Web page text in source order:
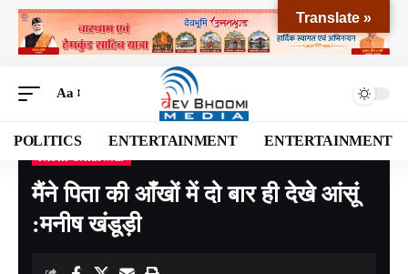
Aa
POLITICS ENTERTAINMENT ENTERTAINMENT
Devbhoomi Media>Blog>NATIONAL>UTTARAKHAND>PAURI GARHWAL
मैंने पिता की आँखों में दो बार ही देखे आंसूं
:मनीष खंडूड़ी
Translate »